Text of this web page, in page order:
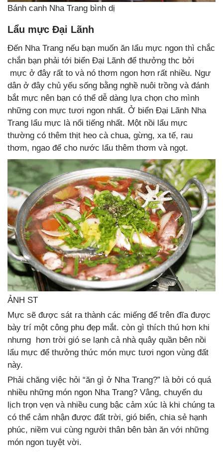
Bánh canh Nha Trang bình dị
Lẩu mực Đại Lãnh
Đến Nha Trang nếu bạn muốn ăn lẩu mực ngon thì chắc
chắn bạn phải tới biển Đại Lãnh để thưởng thc bởi
mực ở đây rất to và nó thơm ngon hơn rất nhiều. Ngư
dân ở đây chủ yếu sống bằng nghề nuôi trồng và đánh
bắt mực nên bạn có thể dễ dàng lựa chọn cho mình
những con mực tươi ngon nhất. Ở biển Đại Lãnh Nha
Trang lẩu mực là nổi tiếng nhất. Một nồi lẩu mực
thường có thêm thịt heo cà chua, gừng, xa tế, rau
thơm, ngao để cho nước lẩu thêm thơm và ngọt.
ẢNH ST
Mực sẽ được sát ra thành các miếng để trên đĩa được
bày trí một công phu đẹp mắt. còn gì thích thú hơn khi
nhưng hơn trời gió se lạnh cả nhà quây quần bên nồi
lẩu mực để thưởng thức món mực tươi ngon vùng đất
này.
Phải chăng việc hỏi “ăn gì ở Nha Trang?” là bởi có quá
nhiều những món ngon Nha Trang? Vâng, chuyến du
lịch trọn vẹn và nhiều cung bậc cảm xúc là khi chúng ta
có thể cảm nhận được đất trời, gió biển, chia sẻ hạnh
phúc, niềm vui cùng người thân bên bàn ăn với những
món ngon tuyệt vời.